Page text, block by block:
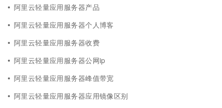
阿里云轻量应用服务器产品
阿里云轻量应用服务器个人博客
阿里云轻量应用服务器收费
阿里云轻量应用服务器公网ip
阿里云轻量应用服务器峰值带宽
阿里云轻量应用服务器应用镜像区别